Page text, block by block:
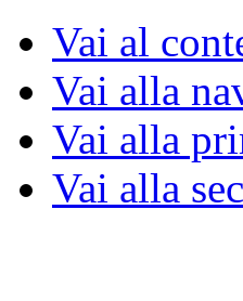
Vai al
Vai alla
Vai alla
Vai alla